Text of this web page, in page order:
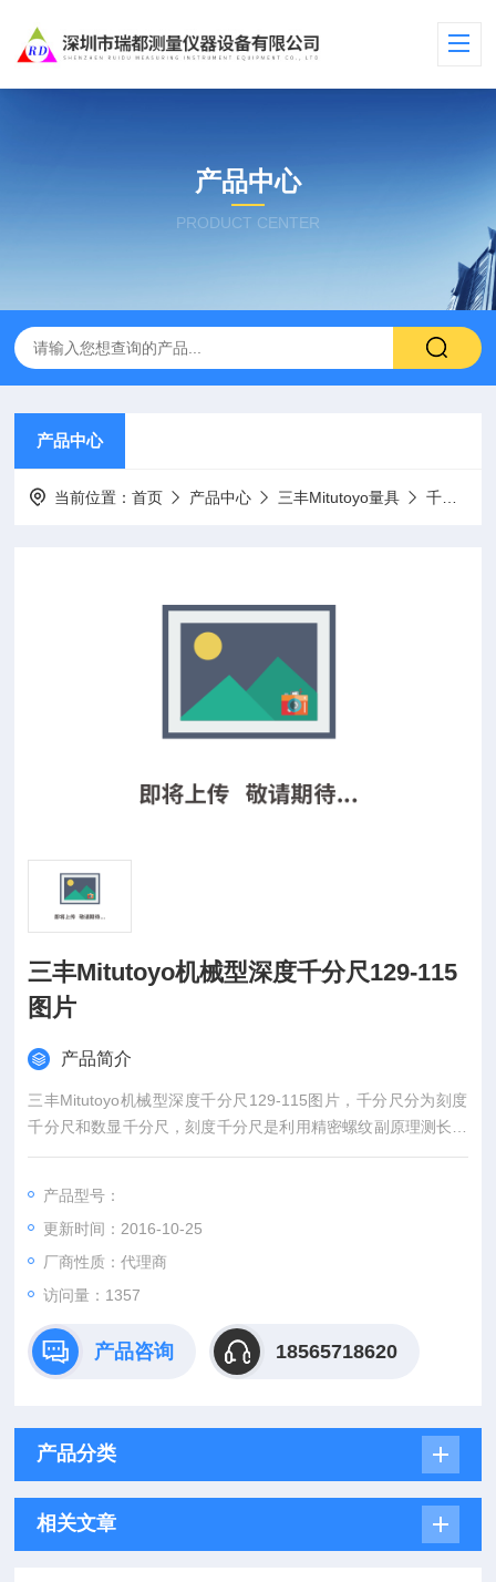
产品中心
PRODUCT CENTER
产品中心
当前位置：首页 产品中心 三丰Mitutoyo量具 千分尺
三丰Mitutoyo机械型深度千分尺129-115
图片
产品简介
三丰Mitutoyo机械型深度千分尺129-115图片，千分尺分为刻度
千分尺和数显千分尺，刻度千分尺是利用精密螺纹副原理测长的
手携式通用长度测量工具。数显千分尺是测量系统中应用了光栅
产品型号：
更新时间：2016-10-25
厂商性质：代理商
访问量：1357
产品咨询 18565718620
产品分类
相关文章